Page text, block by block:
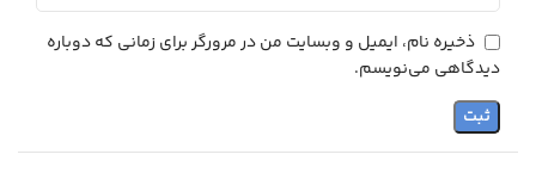
ذخیره نام، ایمیل و وبسایت من در مرورگر برای زمانی که دوباره
دیدگاهی می‌نویسم.